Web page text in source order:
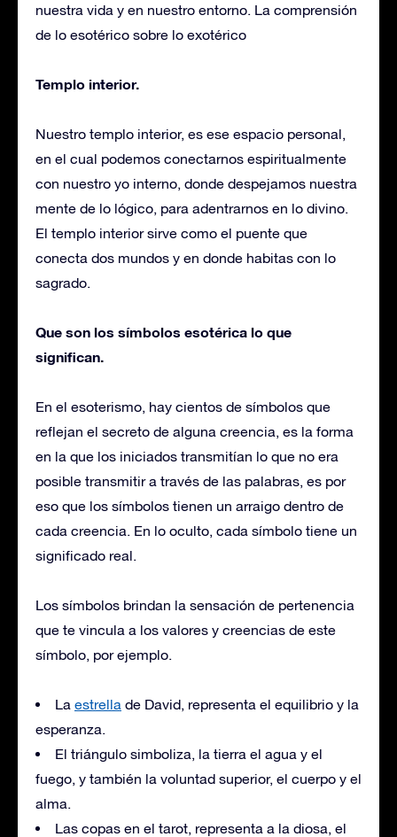
nuestra vida y en nuestro entorno. La comprensión
de lo esotérico sobre lo exotérico
Templo interior.
Nuestro templo interior, es ese espacio personal,
en el cual podemos conectarnos espiritualmente
con nuestro yo interno, donde despejamos nuestra
mente de lo lógico, para adentrarnos en lo divino.
El templo interior sirve como el puente que
conecta dos mundos y en donde habitas con lo
sagrado.
Que son los símbolos esotérica lo que
significan.
En el esoterismo, hay cientos de símbolos que
reflejan el secreto de alguna creencia, es la forma
en la que los iniciados transmitían lo que no era
posible transmitir a través de las palabras, es por
eso que los símbolos tienen un arraigo dentro de
cada creencia. En lo oculto, cada símbolo tiene un
significado real.
Los símbolos brindan la sensación de pertenencia
que te vincula a los valores y creencias de este
símbolo, por ejemplo.
La estrella de David, representa el equilibrio y la
esperanza.
El triángulo simboliza, la tierra el agua y el
fuego, y también la voluntad superior, el cuerpo y el
alma.
Las copas en el tarot, representa a la diosa, el